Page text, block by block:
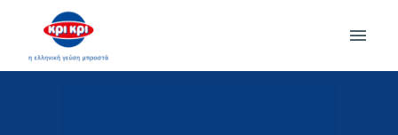
contentHomepage